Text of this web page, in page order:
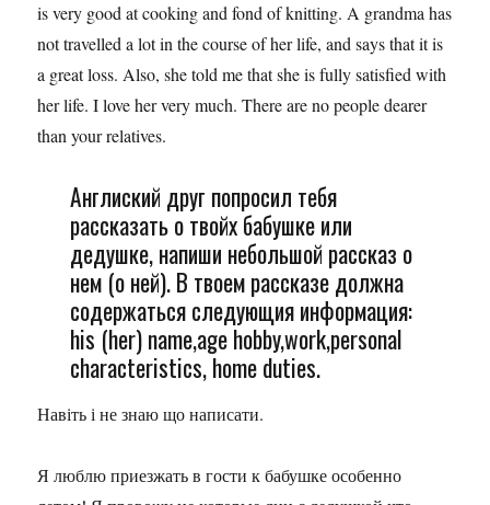
is very good at cooking and fond of knitting. A grandma has
not travelled a lot in the course of her life, and says that it is
a great loss. Also, she told me that she is fully satisfied with
her life. I love her very much. There are no people dearer
than your relatives.
Англиский друг попросил тебя
рассказать о твойх бабушке или
дедушке, напиши небольшой рассказ о
нем (о ней). В твоем рассказе должна
содержаться следующия информация:
his (her) name,age hobby,work,personal
characteristics, home duties.
Навіть і не знаю що написати.
Я люблю приезжать в гости к бабушке особенно